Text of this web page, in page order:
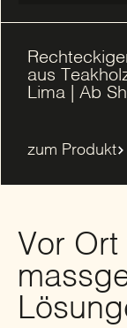
aus
Lima | Ab
zum Produkt
Vor Ort